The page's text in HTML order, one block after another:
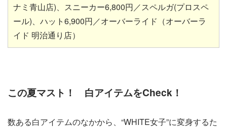
ナミ青山店)、スニーカー6,800円／スペルガ(プロスペ
ール)、ハット6,900円／オーバーライド（オーバーラ
イド 明治通り店）
この夏マスト！ 白アイテムをCheck！
数ある白アイテムのなかから、“WHITE女子”に変身するた